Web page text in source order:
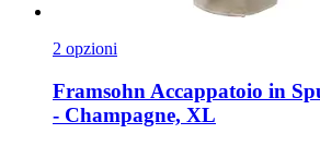
2 opzioni
Framsohn Accappatoio in
-​ Champagne, XL